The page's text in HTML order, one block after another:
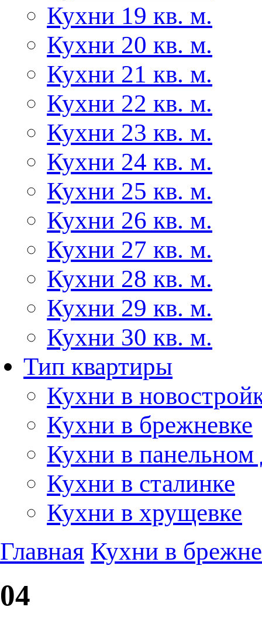
Кухни 19 кв. м.
Кухни 20 кв. м.
Кухни 21 кв. м.
Кухни 22 кв. м.
Кухни 23 кв. м.
Кухни 24 кв. м.
Кухни 25 кв. м.
Кухни 26 кв. м.
Кухни 27 кв. м.
Кухни 28 кв. м.
Кухни 29 кв. м.
Кухни 30 кв. м.
Тип квартиры
Кухни в
Кухни в брежневке
Кухни в панельном
Кухни в сталинке
Кухни в хрущевке
Главная Кухни в
04